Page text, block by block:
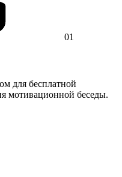
01
для бесплатной
мотивационной беседы.